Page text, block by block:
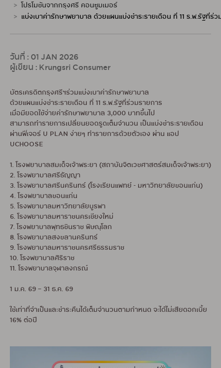
โปรโมชันจากกรุงศรี คอนซูมเมอร์
แบ่งเบาค่ารักษาพยาบาล ด้วยแผนแบ่งชำระรายเดือน ที่ 11 ร.พ.รัฐที่ร่
วันที่ : 01 JAN 2026
ผู้เขียน : Krungsri Consumer
บัตรเครดิตกรุงศรีฯร่วมแบ่งเบาค่ารักษาพยาบาล
ด้วยแผนแบ่งชำระรายเดือน ที่ 11 ร.พ.รัฐที่ร่วมรายการ
เมื่อมียอดใช้จ่ายค่ารักษาพยาบาล 3,000 บาทขึ้นไป
สามารถทำรายการเปลี่ยนยอดรูดเต็มจำนวน เป็นแบ่งชำระรายเดือน
ผ่านฟีเจอร์ U PLAN ง่ายๆ ทำรายการด้วยตัวเอง ผ่าน แอป
UCHOOSE
1. โรงพยาบาลสมเด็จเจ้าพระยา (สถาบันจิตเวชศาสตร์สมเด็จเจ้าพระยา)
2. โรงพยาบาลศรีธัญญา
3. โรงพยาบาลศรีนครินทร์ (โรงเรียนแพทย์ - มหาวิทยาลัยขอนแก่น)
4. โรงพยาบาลขอนแก่น
5. โรงพยาบาลมหาวิทยาลัยบูรพา
6. โรงพยาบาลมหาราชนครเชียงใหม่
7. โรงพยาบาลพุทธชินราช พิษณุโลก
8. โรงพยาบาลสงขลานครินทร์
9. โรงพยาบาลมหาราชนครศรีธรรมราช
10. โรงพยาบาลศิริราช
11. โรงพยาบาลจุฬาลงกรณ์
1 ม.ค. 69 – 31 ธ.ค. 69
ใช้เท่าที่จำเป็นและชำระคืนได้เต็มจำนวนตามกำหนด จะได้ไม่เสียดอกเบี้ย
16% ต่อปี